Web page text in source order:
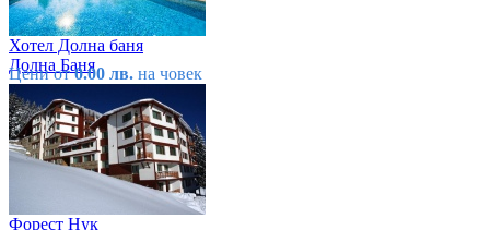
Хотел Долна баня
Долна Баня
Цени от0.00 лв. на човек
Форест Нук